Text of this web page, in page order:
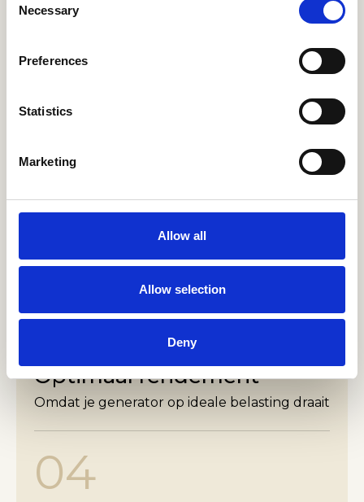
Selection
Necessary
Preferences
Statistics
Marketing
Allow all
Allow selection
Deny
01
02
Levert stroom tijdens de rustige momenten
03
Optimaal rendement
Omdat je generator op ideale belasting draait
04